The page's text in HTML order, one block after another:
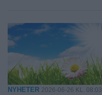
NYHETER 2026-06-26 KL. 08:03